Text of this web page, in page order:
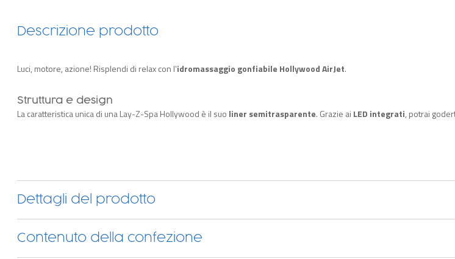
Descrizione prodotto
Luci, motore, azione! Risplendi di relax con l'idromassaggio gonfiabile Hollywood AirJet.
Struttura e design
La caratteristica unica di una Lay-Z-Spa Hollywood è il suo liner semitrasparente. Grazie ai LED integrati, potrai
Ilsistema di massaggio AirJet è dotato di 140 gettiche creano un ambiente caldo e stimolante, rilasciando bolle
L'efficiente sistema di riscaldamento
congelamento dell'acqua quando l'idromassaggio non è in uso.
Pompa multifunzione
Dettagli del prodotto
Contenuto della confezione